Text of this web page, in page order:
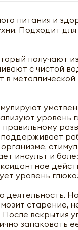
питания и
Подходит
получают
с чистой
уровень
инсульт и
уровень
деятельность.
старение,
вскрытия
запаковать